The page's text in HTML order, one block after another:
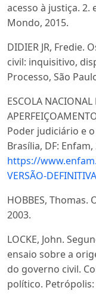
acesso à justiça. 2.
Mondo, 2015.
DIDIER JR, Fredie.
civil: inquisitivo,
Processo, São
ESCOLA
Poder judiciário e
Brasília, DF:
https://
VERSÃO-
HOBBES, Thomas.
2003.
LOCKE, John.
ensaio sobre a
do governo civil.
político. Petrópolis: